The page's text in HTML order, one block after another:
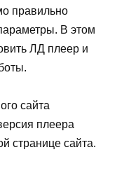
правильно
В этом
ЛД плеер и
сайта
плеера
странице сайта.